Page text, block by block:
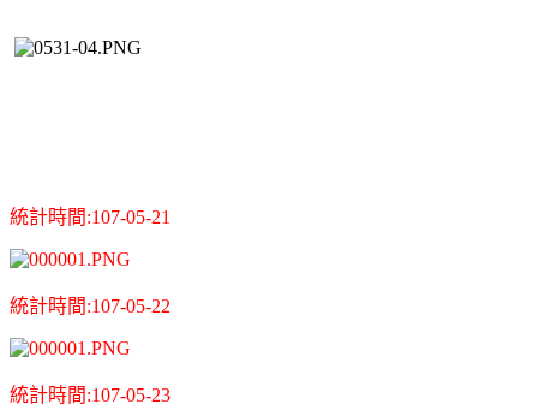
統計時間:107-05-21
統計時間:107-05-22
統計時間:107-05-23